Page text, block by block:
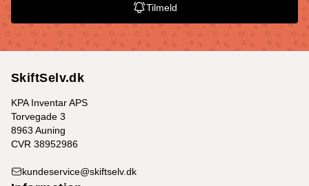
Tilmeld
SkiftSelv.dk
KPA Inventar APS
Torvegade 3
8963 Auning
CVR 38952986
kundeservice@skiftselv.dk